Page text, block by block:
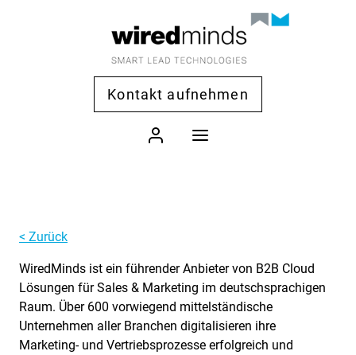
Kontakt aufnehmen
< Zurück
WiredMinds ist ein führender Anbieter von B2B Cloud
Lösungen für Sales & Marketing im deutschsprachigen
Raum. Über 600 vorwiegend mittelständische
Unternehmen aller Branchen digitalisieren ihre
Marketing- und Vertriebsprozesse erfolgreich und